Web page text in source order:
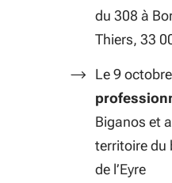
du 308 à
Thiers, 33
Le 9 octobre
Biganos et
territoire du
de l’Eyre